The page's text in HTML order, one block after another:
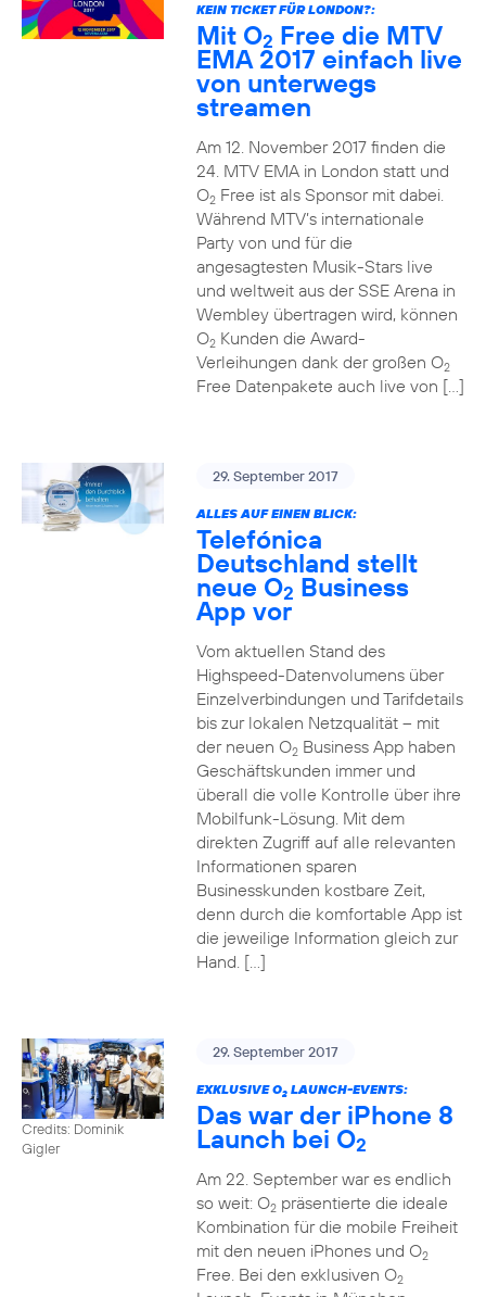
KEIN TICKET FÜR LONDON?:
Mit O2 Free die MTV
EMA 2017 einfach live
von unterwegs
streamen
Am 12. November 2017 finden die
24. MTV EMA in London statt und
O2Free ist als Sponsor mit dabei.
Während MTV’s internationale
Party von und für die
angesagtesten Musik-Stars live
und weltweit aus der SSE Arena in
Wembley übertragen wird, können
O2Kunden die Award-
Verleihungen dank der großen O2
Free Datenpakete auch live von […]
29. September 2017
ALLES AUF EINEN BLICK:
Telefónica
Deutschland stellt
neue O2 Business
App vor
Vom aktuellen Stand des
Highspeed-Datenvolumens über
Einzelverbindungen und Tarifdetails
bis zur lokalen Netzqualität – mit
der neuen O2Business App haben
Geschäftskunden immer und
überall die volle Kontrolle über ihre
Mobilfunk-Lösung. Mit dem
direkten Zugriff auf alle relevanten
Informationen sparen
Businesskunden kostbare Zeit,
denn durch die komfortable App ist
die jeweilige Information gleich zur
Hand. […]
Credits: Dominik
Gigler
29. September 2017
EXKLUSIVE O2LAUNCH-EVENTS:
Das war der iPhone 8
Launch bei O2
Am 22. September war es endlich
so weit: O2präsentierte die ideale
Kombination für die mobile Freiheit
mit den neuen iPhones und O2
Free. Bei den exklusiven O2